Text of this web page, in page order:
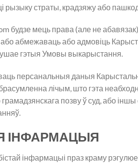
рызыку страты, крадзяжу або
будзе мець права (але не
абмежаваць або адмовіць
гэтыя Умовы выкарыстання.
персанальныя даныя
лічым, што гэта
позву ў суд, або
ІНФАРМАЦЫЯ
інфармацыі праз краму